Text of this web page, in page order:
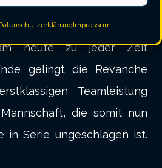
Impressum
Glauben an den Sieg
heute zu jeder Zeit
gelingt die Revanche
Teamleistung
die somit nun
in Serie ungeschlagen ist.